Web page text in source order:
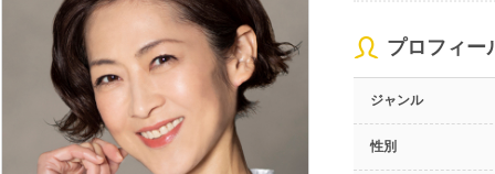
プロフィー
ジャンル
性別